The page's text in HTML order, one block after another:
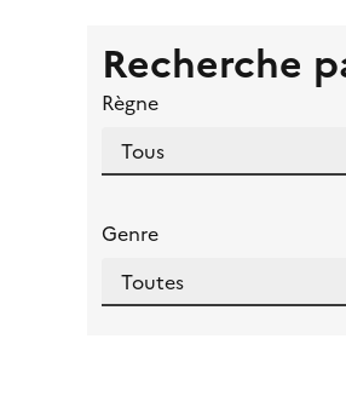
Recherche
Règne
Genre